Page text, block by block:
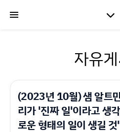
자유
(2023년 10월) 샘 알트
리가 '진짜 일'이라고 생
로운 형태의 일이 생길